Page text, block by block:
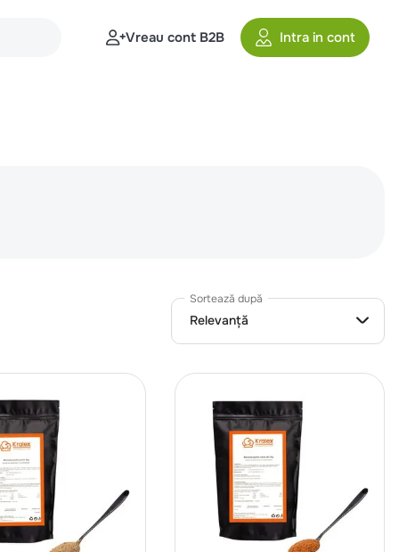
Vreau cont B2B Intra in cont
Sortează după
Relevanță